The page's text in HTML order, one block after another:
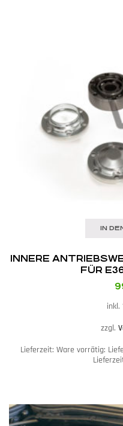
IN
INNERE
FÜR
inkl.
zzgl.
Lieferzeit: Ware vorrätig: